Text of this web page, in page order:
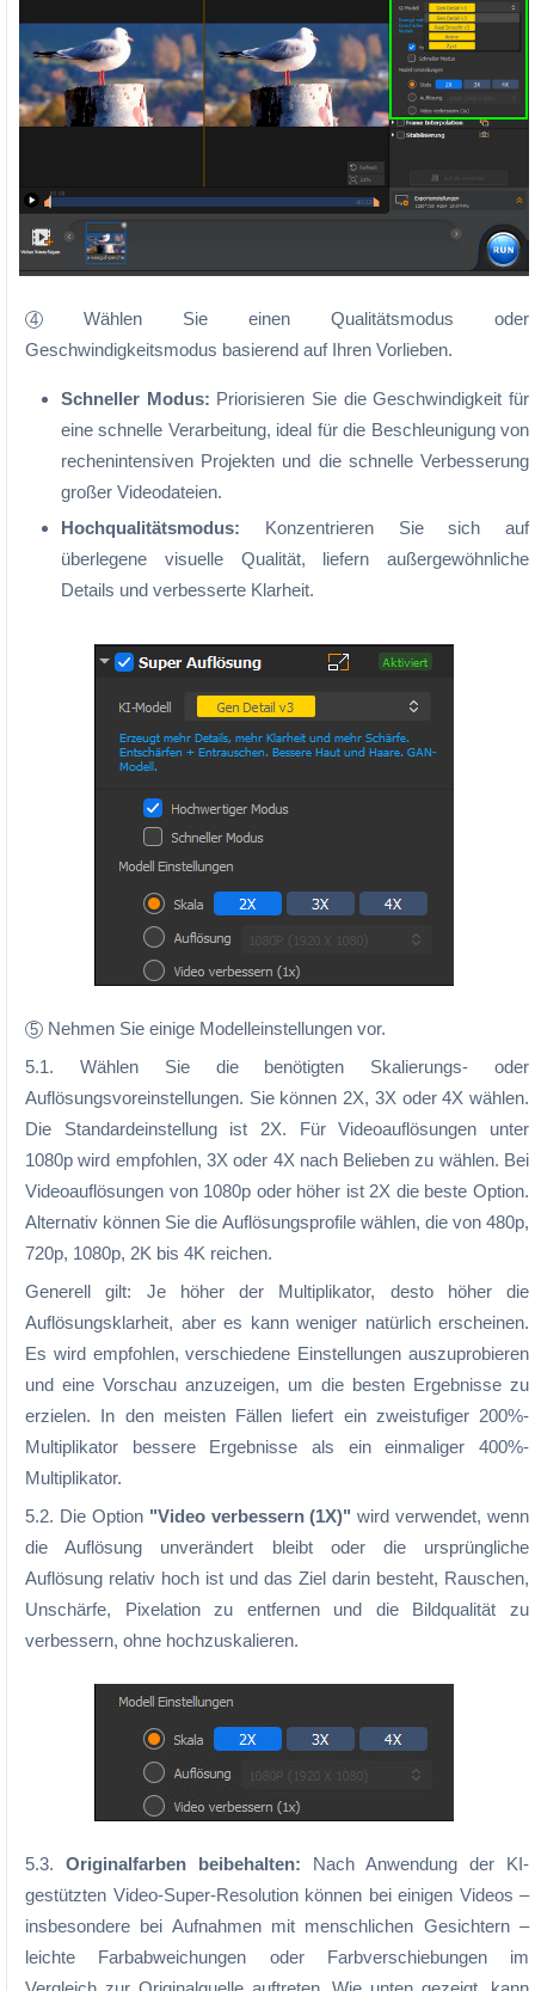
4
Wählen Sie einen Qualitätsmodus oder
Geschwindigkeitsmodus basierend auf Ihren Vorlieben.
Schneller Modus: Priorisieren Sie die Geschwindigkeit für
eine schnelle Verarbeitung, ideal für die Beschleunigung von
rechenintensiven Projekten und die schnelle Verbesserung
großer Videodateien.
Hochqualitätsmodus: Konzentrieren Sie sich auf
überlegene visuelle Qualität, liefern außergewöhnliche
Details und verbesserte Klarheit.
5 Nehmen Sie einige Modelleinstellungen vor.
5.1. Wählen Sie die benötigten Skalierungs- oder
Auflösungsvoreinstellungen. Sie können 2X, 3X oder 4X wählen.
Die Standardeinstellung ist 2X. Für Videoauflösungen unter
1080p wird empfohlen, 3X oder 4X nach Belieben zu wählen. Bei
Videoauflösungen von 1080p oder höher ist 2X die beste Option.
Alternativ können Sie die Auflösungsprofile wählen, die von 480p,
720p, 1080p, 2K bis 4K reichen.
Generell gilt: Je höher der Multiplikator, desto höher die
Auflösungsklarheit, aber es kann weniger natürlich erscheinen.
Es wird empfohlen, verschiedene Einstellungen auszuprobieren
und eine Vorschau anzuzeigen, um die besten Ergebnisse zu
erzielen. In den meisten Fällen liefert ein zweistufiger 200%-
Multiplikator bessere Ergebnisse als ein einmaliger 400%-
Multiplikator.
5.2. Die Option "Video verbessern (1X)" wird verwendet, wenn
die Auflösung unverändert bleibt oder die ursprüngliche
Auflösung relativ hoch ist und das Ziel darin besteht, Rauschen,
Unschärfe, Pixelation zu entfernen und die Bildqualität zu
verbessern, ohne hochzuskalieren.
5.3. Originalfarben beibehalten: Nach Anwendung der KI-
gestützten Video-Super-Resolution können bei einigen Videos –
insbesondere bei Aufnahmen mit menschlichen Gesichtern –
leichte Farbabweichungen oder Farbverschiebungen im